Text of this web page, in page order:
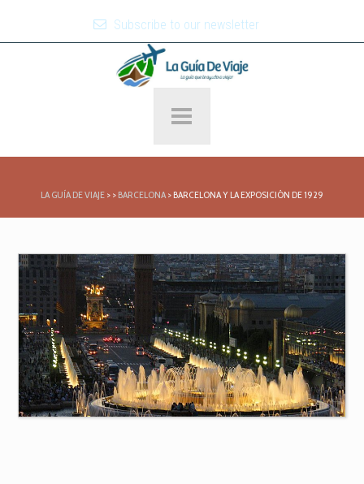
Subscribe to our newsletter
LA GUÍA DE VIAJE > > BARCELONA > BARCELONA Y LA EXPOSICIÓN DE 1929